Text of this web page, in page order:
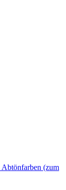
Abtönfarben (zum